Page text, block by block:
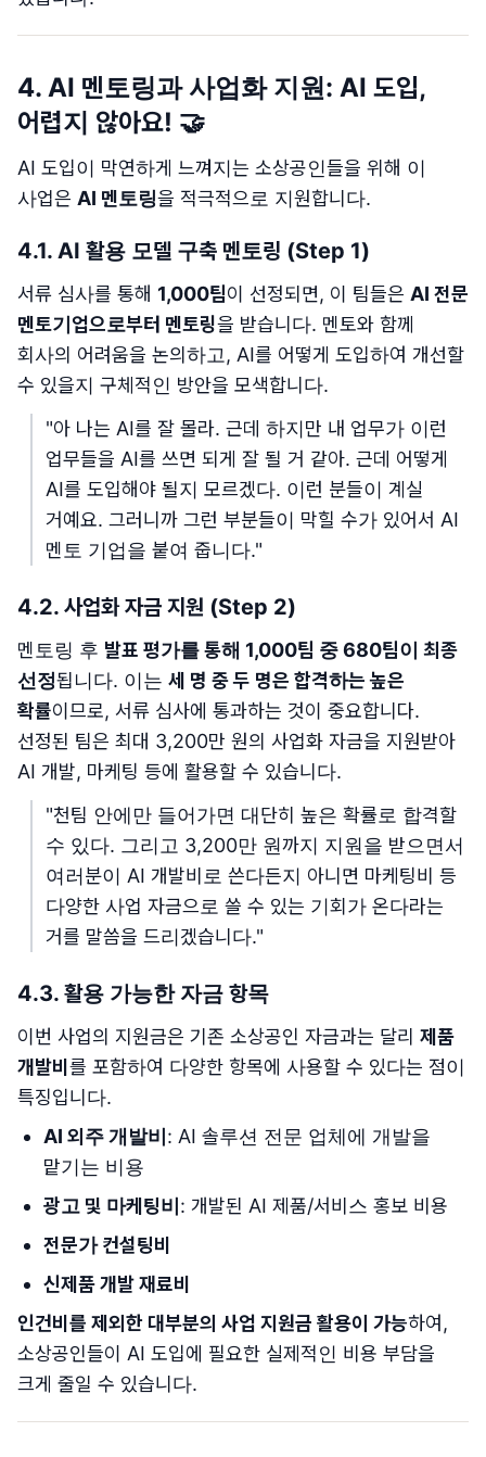
4. AI 멘토링과 사업화 지원: AI 도입,
어렵지 않아요! 🤝
AI 도입이 막연하게 느껴지는 소상공인들을 위해 이
사업은 AI 멘토링을 적극적으로 지원합니다.
4.1. AI 활용 모델 구축 멘토링 (Step 1)
서류 심사를 통해 1,000팀이 선정되면, 이 팀들은 AI 전문
멘토기업으로부터 멘토링을 받습니다. 멘토와 함께
회사의 어려움을 논의하고, AI를 어떻게 도입하여 개선할
수 있을지 구체적인 방안을 모색합니다.
"아 나는 AI를 잘 몰라. 근데 하지만 내 업무가 이런
업무들을 AI를 쓰면 되게 잘 될 거 같아. 근데 어떻게
AI를 도입해야 될지 모르겠다. 이런 분들이 계실
거예요. 그러니까 그런 부분들이 막힐 수가 있어서 AI
멘토 기업을 붙여 줍니다."
4.2. 사업화 자금 지원 (Step 2)
멘토링 후 발표 평가를 통해 1,000팀 중 680팀이 최종
선정됩니다. 이는 세 명 중 두 명은 합격하는 높은
확률이므로, 서류 심사에 통과하는 것이 중요합니다.
선정된 팀은 최대 3,200만 원의 사업화 자금을 지원받아
AI 개발, 마케팅 등에 활용할 수 있습니다.
"천팀 안에만 들어가면 대단히 높은 확률로 합격할
수 있다. 그리고 3,200만 원까지 지원을 받으면서
여러분이 AI 개발비로 쓴다든지 아니면 마케팅비 등
다양한 사업 자금으로 쓸 수 있는 기회가 온다라는
거를 말씀을 드리겠습니다."
4.3. 활용 가능한 자금 항목
이번 사업의 지원금은 기존 소상공인 자금과는 달리 제품
개발비 를 포함하여 다양한 항목에 사용할 수 있다는 점이
특징입니다.
AI 외주 개발비 : AI 솔루션 전문 업체에 개발을
맡기는 비용
광고 및 마케팅비 : 개발된 AI 제품/서비스 홍보 비용
전문가 컨설팅비
신제품 개발 재료비
인건비를 제외한 대부분의 사업 지원금 활용이 가능하여,
소상공인들이 AI 도입에 필요한 실제적인 비용 부담을
크게 줄일 수 있습니다.